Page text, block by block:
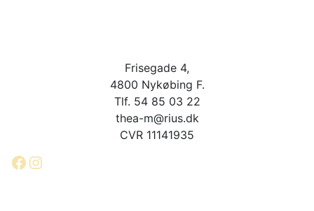
Frisegade 4,
4800 Nykøbing F.
Tlf. 54 85 03 22
thea-m@rius.dk
CVR 11141935
Facebook
Instagram